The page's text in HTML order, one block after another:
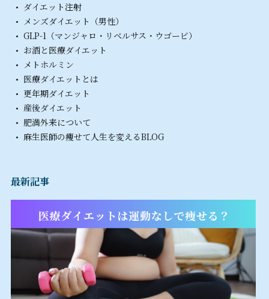
ダイエット注射
メンズダイエット（男性）
GLP-1（マンジャロ・リベルサス・ウゴービ）
お酒と医療ダイエット
メトホルミン
医療ダイエットとは
更年期ダイエット
産後ダイエット
肥満外来について
麻生医師の痩せて人生を変えるBLOG
最新記事